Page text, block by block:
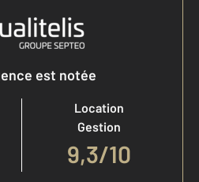
est notée
Location
Gestion
9,3/10